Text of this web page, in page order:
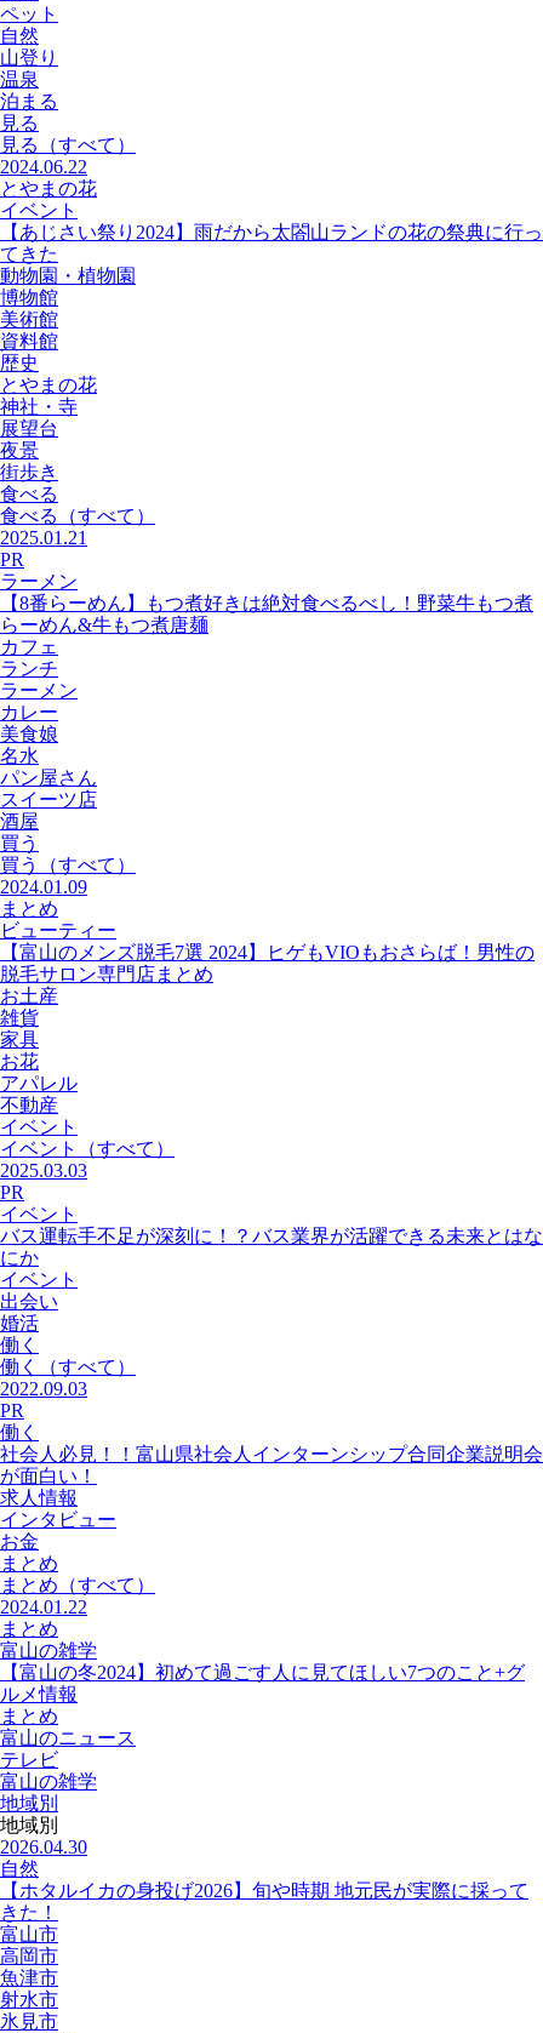
ペット
自然
山登り
温泉
泊まる
見る
見る
（すべて）
2024.06.22
とやまの花
イベント
【あじさい祭り2024】雨だから太閤山ランドの花の祭典に行っ
てきた
動物園・植物園
博物館
美術館
資料館
歴史
とやまの花
神社・寺
展望台
夜景
街歩き
食べる
食べる
（すべて）
2025.01.21
PR
ラーメン
【8番らーめん】もつ煮好きは絶対食べるべし！野菜牛もつ煮
らーめん&牛もつ煮唐麺
カフェ
ランチ
ラーメン
カレー
美食娘
名水
パン屋さん
スイーツ店
酒屋
買う
買う
（すべて）
2024.01.09
まとめ
ビューティー
【富山のメンズ脱毛7選 2024】ヒゲもVIOもおさらば！男性の
脱毛サロン専門店まとめ
お土産
雑貨
家具
お花
アパレル
不動産
イベント
イベント
（すべて）
2025.03.03
PR
イベント
バス運転手不足が深刻に！？バス業界が活躍できる未来とはな
にか
イベント
出会い
婚活
働く
働く
（すべて）
2022.09.03
PR
働く
社会人必見！！富山県社会人インターンシップ合同企業説明会
が面白い！
求人情報
インタビュー
お金
まとめ
まとめ （すべて）
2024.01.22
まとめ
富山の雑学
【富山の冬2024】初めて過ごす人に見てほしい7つのこと+グ
ルメ情報
まとめ
富山のニュース
テレビ
富山の雑学
地域別
地域別
2026.04.30
自然
【ホタルイカの身投げ2026】旬や時期 地元民が実際に採って
きた！
富山市
高岡市
魚津市
射水市
氷見市